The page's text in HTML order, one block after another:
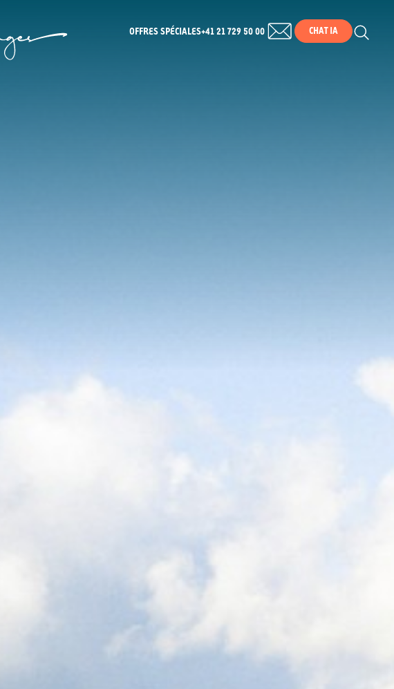
OFFRES SPÉCIALES+41 21 729 50 00 CHAT IA